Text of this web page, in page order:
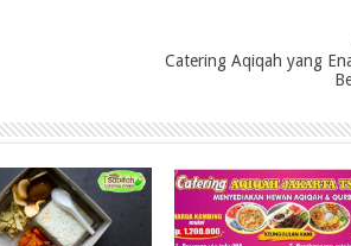
Catering Aqiqah yang